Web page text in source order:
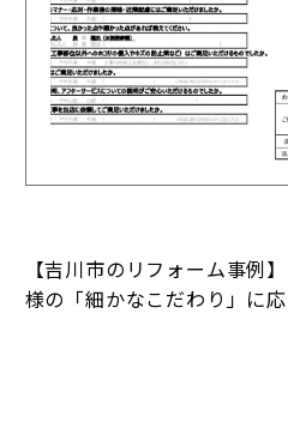
【吉川市のリフォーム事例
様の「細かなこだわり」に